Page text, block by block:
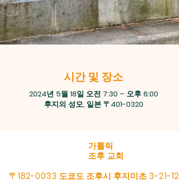
시간 및 장소
2024년 5월 18일 오전 7:30 – 오후 6:00
후지의 성모, 일본 〒401-0320
가톨릭
조후 교회
〒182-0033 도쿄도 조후시 후지미초 3-21-12